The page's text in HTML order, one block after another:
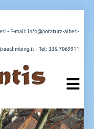
- E-mail: info@potatura-alberi-
treeclimbing.it - Tel: 335.7069911